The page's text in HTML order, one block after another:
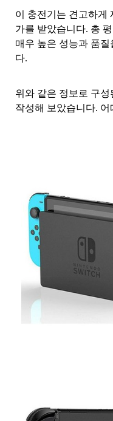
이 충전기는 견고하게
가를 받았습니다. 총
매우 높은 성능과 품질
다.
위와 같은 정보로 구성
작성해 보았습니다. 어